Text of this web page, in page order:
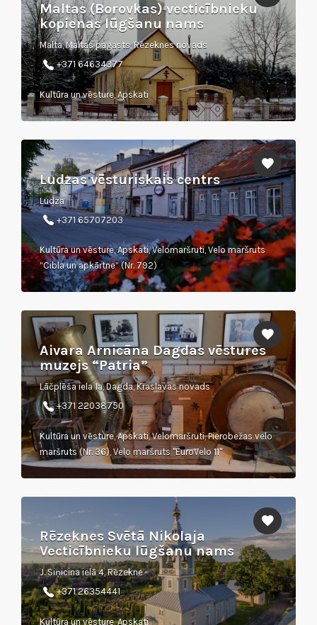
Maltas (Borovkas) vecticībnieku
kopienas lūgšanu nams
Malta, Maltas pagasts, Rēzeknes novads
+371 64634377
Kultūra un vēsture, Apskati
Ludzas vēsturiskais centrs
Ludza
+371 65707203
Kultūra un vēsture, Apskati, Velomaršruti, Velo maršruts
“Cibla un apkārtne” (Nr. 792)
Aivara Arnicāna Dagdas vēstures
muzejs “Patria”
Lāčplēša iela 1a, Dagda, Kraslavas novads
+371 22038750
Kultūra un vēsture, Apskati, Velomaršruti, Pierobežas velo
maršruts (Nr. 36), Velo maršruts "EuroVelo 11"
Rēzeknes Svētā Nikolaja
Vecticībnieku lūgšanu nams
J. Siņicina ielā 4, Rēzekne
+371 26354441
Kultūra un vēsture, Apskati